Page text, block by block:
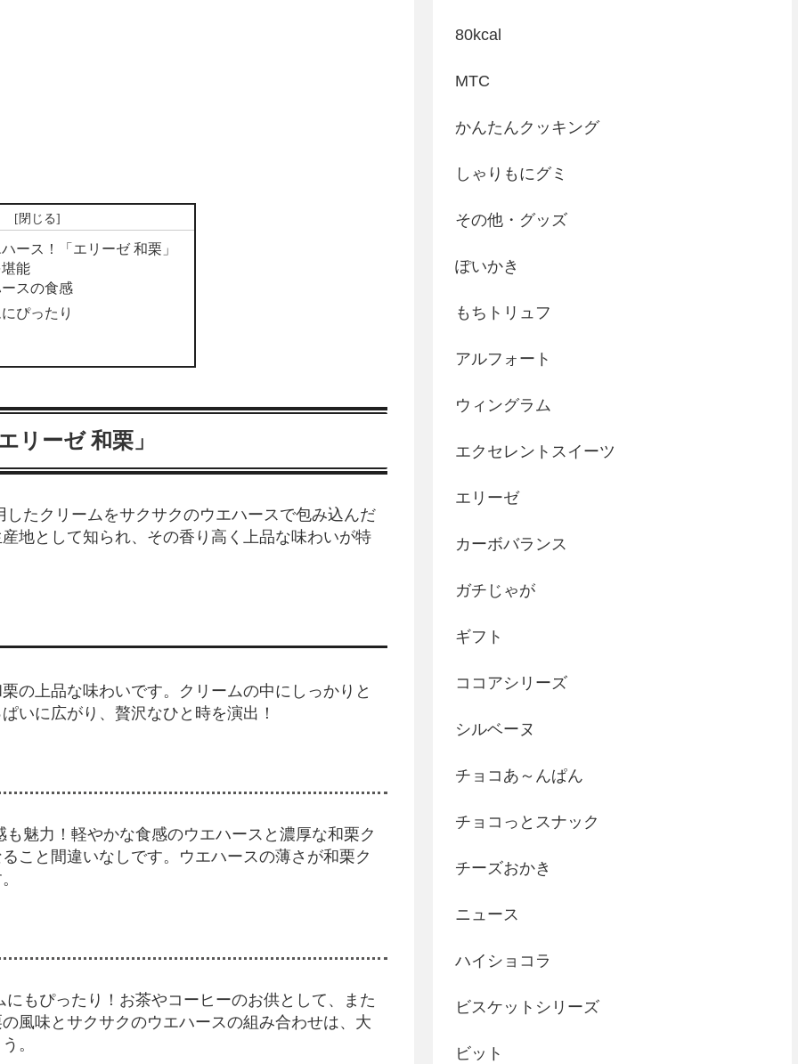
ース！「エリーゼ 和栗」
能
スの食感
ぴったり
リーゼ 和栗」
たクリームをサクサクのウエハースで包み込んだ
地として知られ、その香り高く上品な味わいが特
の上品な味わいです。クリームの中にしっかりと
いに広がり、贅沢なひと時を演出！
魅力！軽やかな食感のウエハースと濃厚な和栗ク
こと間違いなしです。ウエハースの薄さが和栗ク
もぴったり！お茶やコーヒーのお供として、また
風味とサクサクのウエハースの組み合わせは、大
。
80kcal
MTC
かんたんクッキング
しゃりもにグミ
その他・グッズ
ぽいかき
もちトリュフ
アルフォート
ウィングラム
エクセレントスイーツ
エリーゼ
カーボバランス
ガチじゃが
ギフト
ココアシリーズ
シルベーヌ
チョコあ～んぱん
チョコっとスナック
チーズおかき
ニュース
ハイショコラ
ビスケットシリーズ
ビット